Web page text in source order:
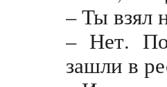
– Ты взял
– Нет.
зашли в